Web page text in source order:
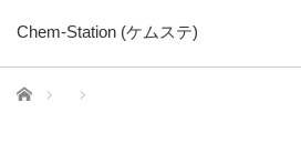
Chem-Station (ケムステ)
ホーム